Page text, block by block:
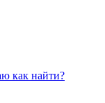
как найти?